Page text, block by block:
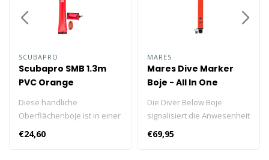
SCUBAPRO
Scubapro SMB 1.3m
PVC Orange
Diese handliche
Oberflächenboje ist in einer
praktischen Nylontasche
verstaut und lässt sich bei
€24,60
MARES
Mares Dive Marker
Boje - All In One
Die Diver Below Boje
signalisiert die Anwesenheit
des Tauchers während des
Tauchgangs. Dank seiner
€69,95